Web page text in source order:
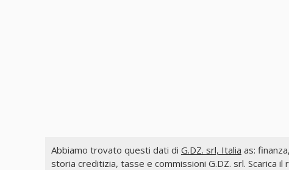
Abbiamo trovato questi dati di G.DZ. srl, Italia as:
storia creditizia, tasse e commissioni G.DZ. srl. Scarica